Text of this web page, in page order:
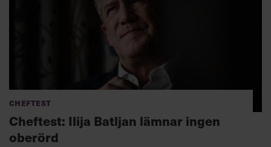
Cheftest
Cheftest: Ilija Batljan lämnar ingen
oberörd